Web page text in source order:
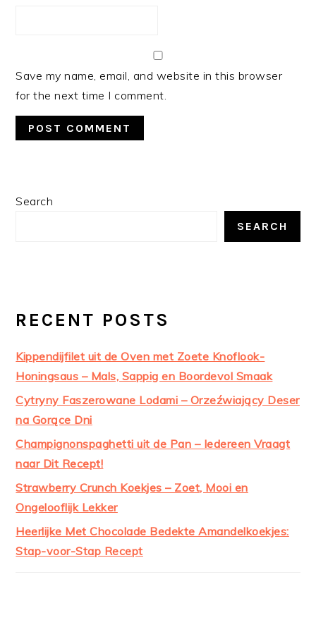
Save my name, email, and website in this browser
for the next time I comment.
PRIMARY
Search
SEARCH
RECENT POSTS
Kippendijfilet uit de Oven met Zoete Knoflook-
Honingsaus – Mals, Sappig en Boordevol Smaak
Cytryny Faszerowane Lodami – Orzeźwiający Deser
na Gorące Dni
Champignonspaghetti uit de Pan – Iedereen Vraagt
naar Dit Recept!
Strawberry Crunch Koekjes – Zoet, Mooi en
Ongelooflijk Lekker
Heerlijke Met Chocolade Bedekte Amandelkoekjes:
Stap-voor-Stap Recept